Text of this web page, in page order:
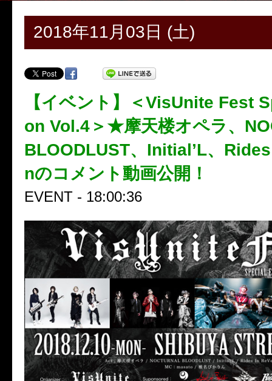
2018年11月03日 (土)
【イベント】＜VisUnite Fest
on Vol.4＞★摩天楼オペラ、
BLOODLUST、Initial’L、
nのコメント動画公開！
EVENT - 18:00:36